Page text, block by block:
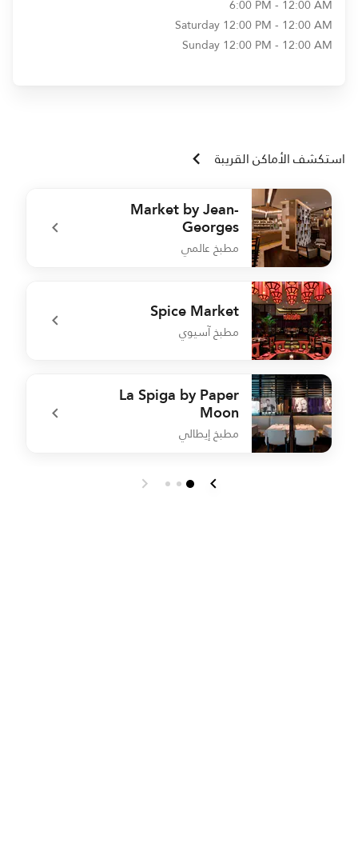
6:00 PM - 12:00 AM
Saturday12:00 PM - 12:00 AM
Sunday12:00 PM - 12:00 AM
استكشف الأماكن القريبة
Market by Jean-
Georges
مطبخ عالمي
undefined Market by Jean-Georges
Spice Market
مطبخ آسيوي
undefined Spice Market
La Spiga by Paper
Moon
مطبخ إيطالي
undefined La Spiga by Paper Moon